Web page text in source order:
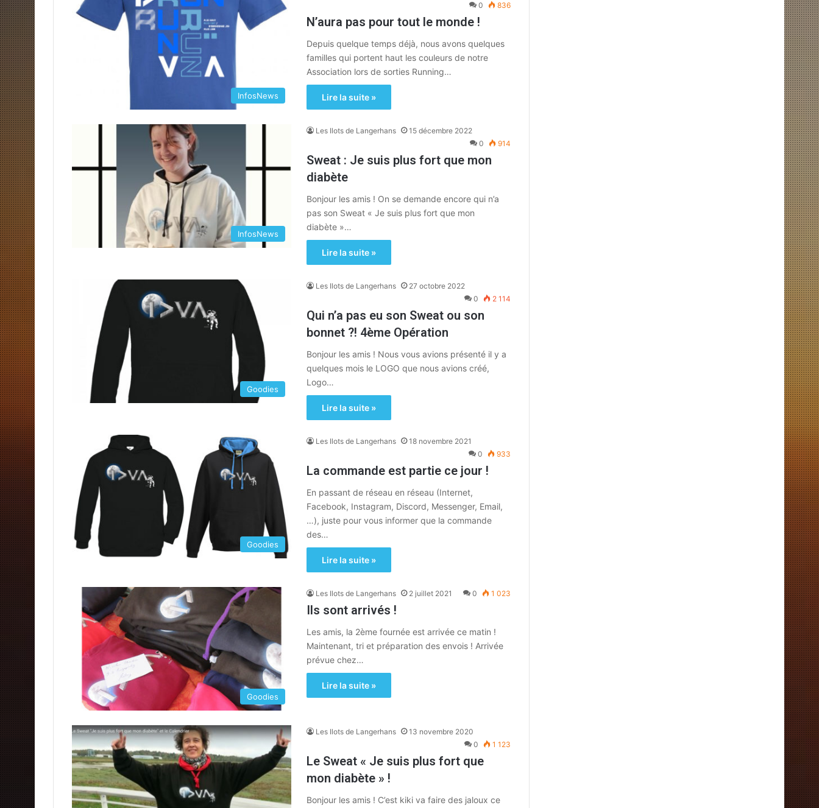
InfosNews
0
836
N’aura pas pour tout le monde !
Depuis quelque temps déjà, nous avons quelques
familles qui portent haut les couleurs de notre
Association lors de sorties Running…
Lire la suite »
InfosNews
Les Ilots de Langerhans
15 décembre 2022
0
914
Sweat : Je suis plus fort que mon
diabète
Bonjour les amis ! On se demande encore qui n’a
pas son Sweat « Je suis plus fort que mon
diabète »…
Lire la suite »
Goodies
Les Ilots de Langerhans
27 octobre 2022
0
2 114
Qui n’a pas eu son Sweat ou son
bonnet ?! 4ème Opération
Bonjour les amis ! Nous vous avions présenté il y a
quelques mois le LOGO que nous avions créé,
Logo…
Lire la suite »
Goodies
Les Ilots de Langerhans
18 novembre 2021
0
933
La commande est partie ce jour !
En passant de réseau en réseau (Internet,
Facebook, Instagram, Discord, Messenger, Email,
…), juste pour vous informer que la commande
des…
Lire la suite »
Goodies
Les Ilots de Langerhans 2 juillet 2021 0 1 023
Ils sont arrivés !
Les amis, la 2ème fournée est arrivée ce matin !
Maintenant, tri et préparation des envois ! Arrivée
prévue chez…
Lire la suite »
Les Ilots de Langerhans
13 novembre 2020
0
1 123
Le Sweat « Je suis plus fort que
mon diabète » !
Bonjour les amis ! C’est kiki va faire des jaloux ce